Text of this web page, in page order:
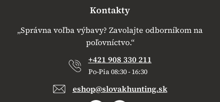
Kontakty
„Správna voľba výbavy? Zavolajte odborníkom na
poľovníctvo.“
+421 908 330 211
Po-Pia 08:30 - 16:30
eshop@slovakhunting.sk